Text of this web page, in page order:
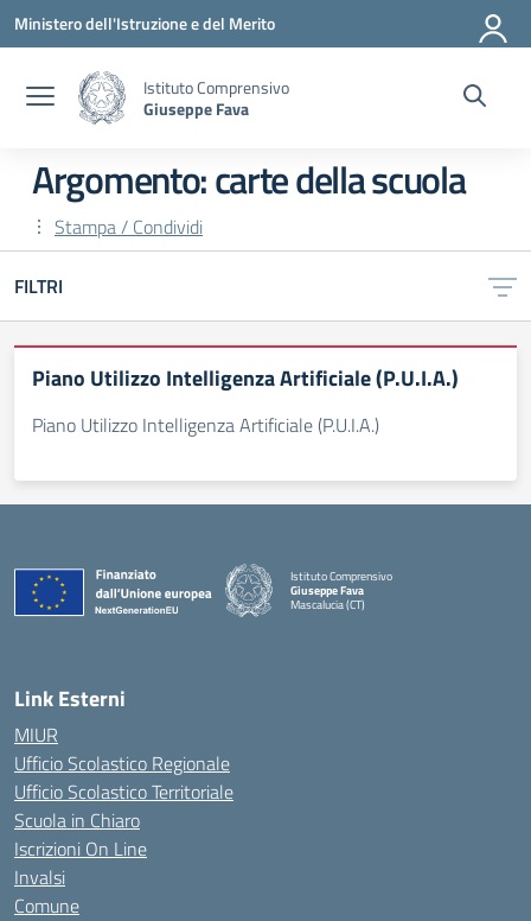
Vai ai contenuti
Vai al menu di navigazione
Vai al footer
Ministero dell'Istruzione e del Merito
Istituto Comprensivo
Giuseppe Fava
Argomento: carte della scuola
Stampa / Condividi
FILTRI
Piano Utilizzo Intelligenza Artificiale (P.U.I.A.)
Piano Utilizzo Intelligenza Artificiale (P.U.I.A.)
Istituto Comprensivo
Giuseppe Fava
Mascalucia (CT)
Link Esterni
MIUR
Ufficio Scolastico Regionale
Ufficio Scolastico Territoriale
Scuola in Chiaro
Iscrizioni On Line
Invalsi
Comune